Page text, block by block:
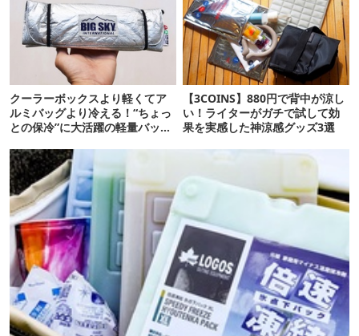
クーラーボックスより軽くてア
ルミバッグより冷える！“ちょっ
との保冷”に大活躍の軽量バッグ
【3COINS】880円で背中が涼し
い！ライターがガチで試して効
果を実感した神涼感グッズ3選